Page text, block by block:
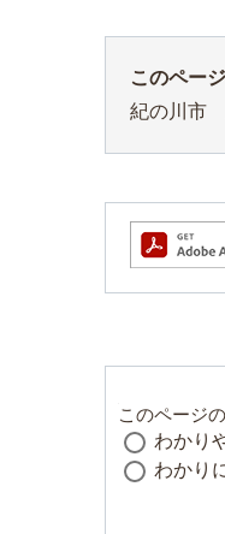
このペー
紀の川市
このページ
わかり
わかり